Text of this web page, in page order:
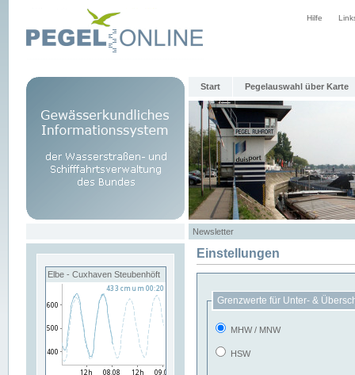
Hilfe
Start Pegelauswahl über Karte
Newsletter
Elbe - Cuxhaven Steubenhöft
Einstellungen
Grenzwerte für Unter- &
MHW / MNW
HSW